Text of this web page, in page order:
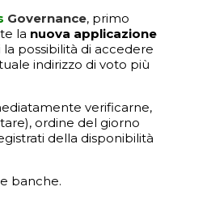
Governance, primo
la nuova applicazione
possibilità di accedere
indirizzo di voto più
verificarne,
ordine del giorno
della disponibilità
banche.